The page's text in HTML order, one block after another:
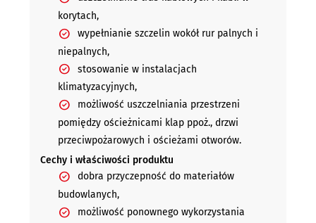
korytach,
wypełnianie szczelin wokół rur palnych i
niepalnych,
stosowanie w instalacjach
klimatyzacyjnych,
możliwość uszczelniania przestrzeni
pomiędzy ościeżnicami klap ppoż., drzwi
przeciwpożarowych i ościeżami otworów.
Cechy i właściwości produktu
dobra przyczepność do materiałów
budowlanych,
możliwość ponownego wykorzystania